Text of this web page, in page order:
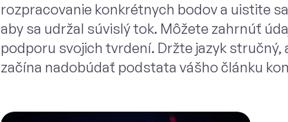
rozpracovanie konkrétnych bodov a uistite
aby sa udržal súvislý tok. Môžete zahrnúť
podporu svojich tvrdení. Držte jazyk
začína nadobúdať podstata vášho článku